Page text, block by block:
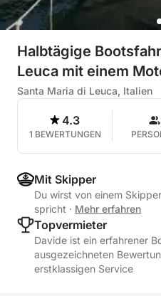
Halbtägige
Leuca mit einem
Santa Maria di Leuca, Italien
4.3
1 BEWERTUNGEN
Mit Skipper
Du wirst von einem
spricht · Mehr erfahren
Topvermieter
Davide ist ein erfahrener
ausgezeichneten
erstklassigen Service